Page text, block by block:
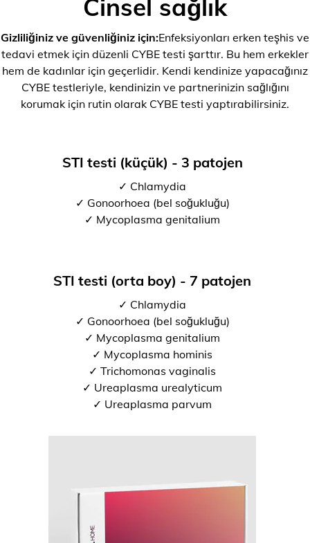
Cinsel sağlık
Gizliliğiniz ve güvenliğiniz için:Enfeksiyonları erken teşhis ve
tedavi etmek için düzenli CYBE testi şarttır. Bu hem erkekler
hem de kadınlar için geçerlidir. Kendi kendinize yapacağınız
CYBE testleriyle, kendinizin ve partnerinizin sağlığını
korumak için rutin olarak CYBE testi yaptırabilirsiniz.
STI testi (küçük) - 3 patojen
✓ Chlamydia
✓ Gonoorhoea (bel soğukluğu)
✓ Mycoplasma genitalium
STI testi (orta boy) - 7 patojen
✓ Chlamydia
✓ Gonoorhoea (bel soğukluğu)
✓ Mycoplasma genitalium
✓ Mycoplasma hominis
✓ Trichomonas vaginalis
✓ Ureaplasma urealyticum
✓ Ureaplasma parvum